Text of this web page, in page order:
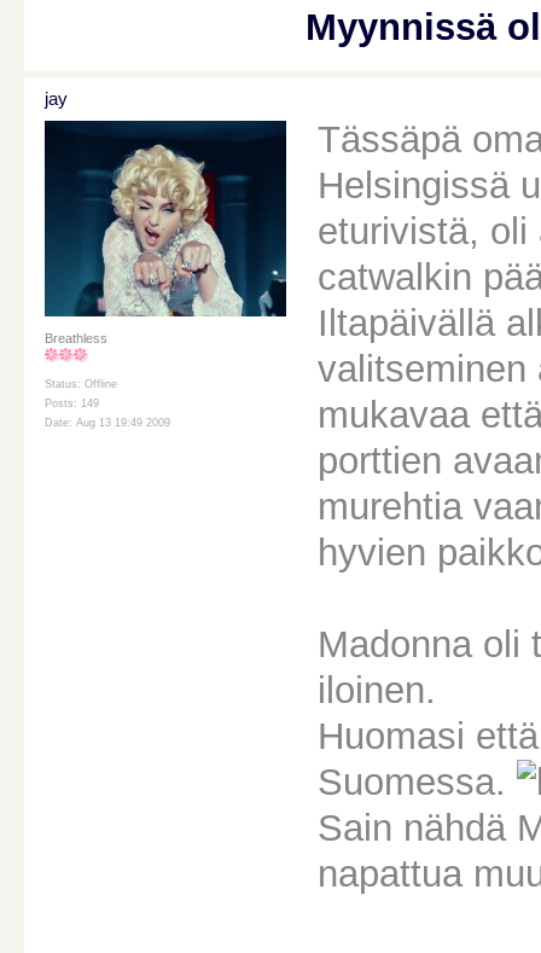
Myynnissä
jay
Breathless
Status: Offline
Posts: 149
Date: Aug 13 19:49 2009
Tässäpä
Helsingissä
eturivistä, oli
catwalkin
Iltapäivällä
valitseminen
mukavaa
porttien
murehtia
hyvien
Madonna oli
iloinen.
Huomasi
Suomessa.
Sain nähdä
napattua